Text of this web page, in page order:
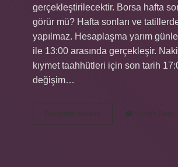
gerçekleştirilecektir. Borsa hafta
görür mü? Hafta sonları ve
yapılmaz. Hesaplaşma yarım
ile 13:00 arasında gerçekleşir.
kıymet taahhütleri için son tarih
değişim…
Devamını okuyun
Cumartesi
Borsa
Yorum Bırak